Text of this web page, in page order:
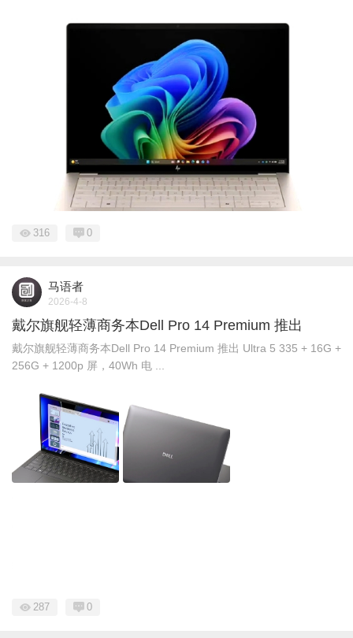
316 0
马语者
2026-4-8
戴尔旗舰轻薄商务本Dell Pro 14 Premium 推出
戴尔旗舰轻薄商务本Dell Pro 14 Premium 推出 Ultra 5 335 + 16G +
256G + 1200p 屏，40Wh 电 ...
287 0